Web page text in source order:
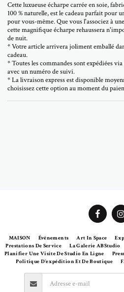
Cette luxueuse écharpe carrée en soie,
100 % naturelle, est le cadeau parfait pour
pour vous-même. Que vous l'associez à
cette magnifique écharpe rehaussera
de nuit.
* Votre article arrivera joliment emballé
cadeau.
* Toutes les commandes sont expédiées
avec un numéro de suivi.
* La livraison express est disponible
choisissez cette option au moment du
MAISON Événements Art In Space
Prestations De Service
La Galerie ABStudio
Planifier Une Visite De Studio En Ligne
Politique D'expédition Et De Boutique